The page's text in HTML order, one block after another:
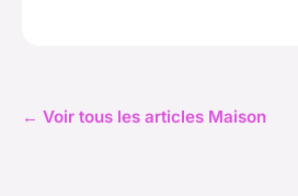
← Voir tous les articles Maison